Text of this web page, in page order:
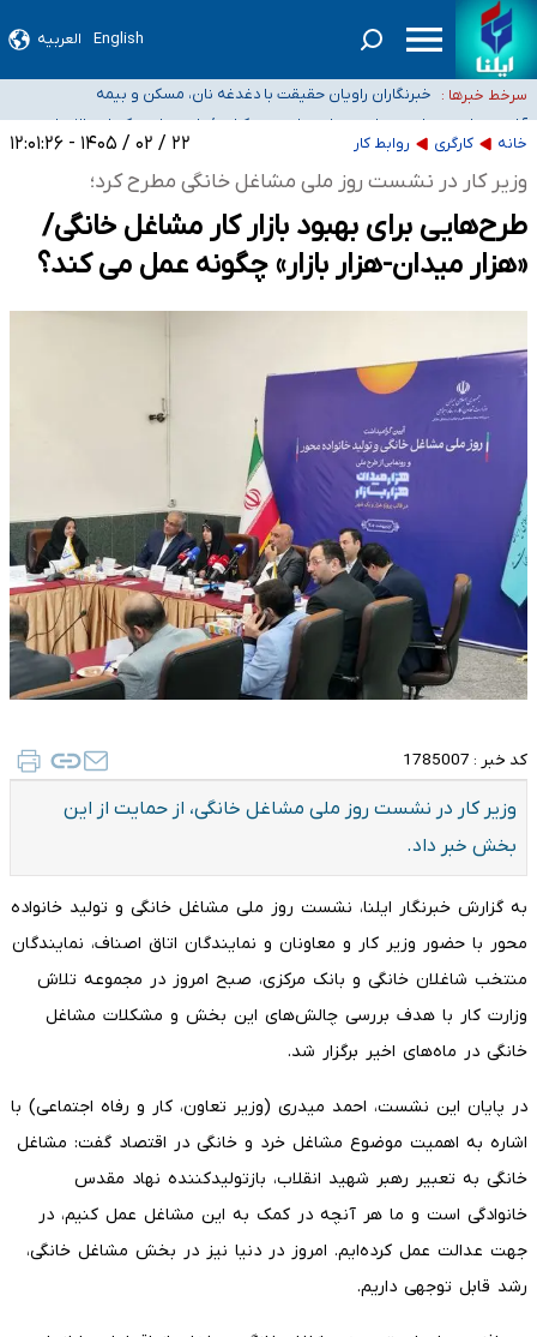
English العربیه
سرخط خبرها :
موضع وزارت بهداشت درباره ظرفیت پزشکی کنکور ۱۴۰۵: خواستار اصلاح ظرفیت‌ها
هستیم، اما هنوز پاسخ مشخصی نگرفته‌ایم
تعویق آزمون ورودی دکترای تخصصی فرماندهی صحنه عملیات و دکترای تخصصی
جغرافیای نظامی دافوس آجاخبرنگاران راویان حقیقت با دغدغه نان، مسکن و بیمه
آخرین وضعیت شیوع عفونت‌های تنفسی در کشور/ خوزستان و کرمان بالاتر از
آستانه هشدار
خانه کارگری روابط کار ۲۲ / ۰۲ / ۱۴۰۵ - ۱۲:۰۱:۲۶
وزیر کار در نشست روز ملی مشاغل خانگی مطرح کرد؛
طرح‌هایی برای بهبود بازار کار مشاغل خانگی/
«هزار میدان-هزار بازار» چگونه عمل می کند؟
کد خبر : 1785007
وزیر کار در نشست روز ملی مشاغل خانگی، از حمایت از این
بخش خبر داد.
به گزارش خبرنگار ایلنا، نشست روز ملی مشاغل خانگی و تولید خانواده
محور با حضور وزیر کار و معاونان و نمایندگان اتاق اصناف، نمایندگان
منتخب شاغلان خانگی و بانک مرکزی، صبح امروز در مجموعه تلاش
وزارت کار با هدف بررسی چالش‌های این بخش و مشکلات مشاغل
خانگی در ماه‌های اخیر برگزار شد.
در پایان این نشست، احمد میدری (وزیر تعاون، کار و رفاه اجتماعی) با
اشاره به اهمیت موضوع مشاغل خرد و خانگی در اقتصاد گفت: مشاغل
خانگی به تعبیر رهبر شهید انقلاب، بازتولیدکننده نهاد مقدس
خانوادگی است و ما هر آنچه در کمک به این مشاغل عمل کنیم، در
جهت عدالت عمل کرده‌ایم. امروز در دنیا نیز در بخش مشاغل خانگی،
رشد قابل توجهی داریم.